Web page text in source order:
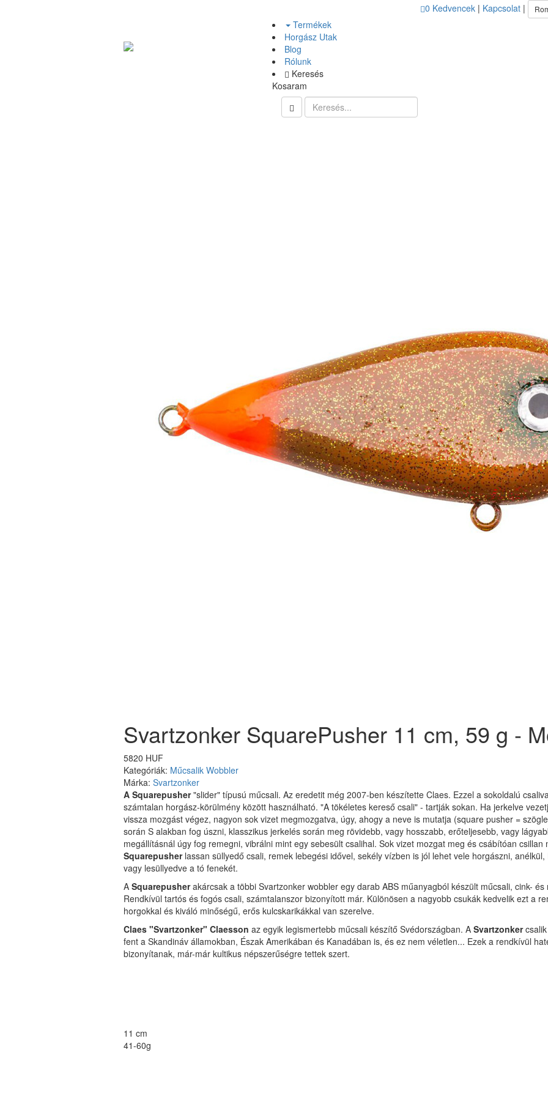
0 Kedvencek | Kapcsolat |
Termékek
Horgász Utak
Blog
Rólunk
Keresés
Kosaram
Svartzonker SquarePusher 11 cm, 59 g -
5820 HUF
Kategóriák: Műcsalik Wobbler
Márka: Svartzonker
A Squarepusher"slider" típusú műcsali. Az eredetit még 2007-ben készítette Claes. Ezzel a sokoldalú
számtalan horgász-körülmény között használható. "A tökéletes kereső csali" - tartják sokan. Ha jerkelve
vissza mozgást végez, nagyon sok vizet megmozgatva, úgy, ahogy a neve is mutatja (square pusher =
során S alakban fog úszni, klasszikus jerkelés során meg rövidebb, vagy hosszabb, erőteljesebb, vagy
megállításnál úgy fog remegni, vibrálni mint egy sebesült csalihal. Sok vizet mozgat meg és csábítóan
Squarepusher lassan süllyedő csali, remek lebegési idővel, sekély vízben is jól lehet vele horgászni,
vagy lesüllyedve a tó fenekét.
A Squarepusherakárcsak a többi Svartzonker wobbler egy darab ABS műanyagból készült műcsali, cink-
Rendkívül tartós és fogós csali, számtalanszor bizonyított már. Különösen a nagyobb csukák kedvelik ezt a
horgokkal és kiváló minőségű, erős kulcskarikákkal van szerelve.
Claes "Svartzonker" Claesson az egyik legismertebb műcsali készítő Svédországban. A Svartzonkercsalik
fent a Skandináv államokban, Észak Amerikában és Kanadában is, és ez nem véletlen... Ezek a rendkívül
bizonyítanak, már-már kultikus népszerűségre tettek szert.
11 cm
41-60g